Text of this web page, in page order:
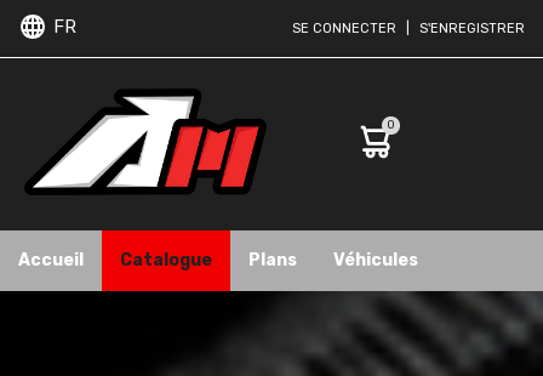
FR SE CONNECTER S'ENREGISTRER
0
Accueil Catalogue Plans Véhicules